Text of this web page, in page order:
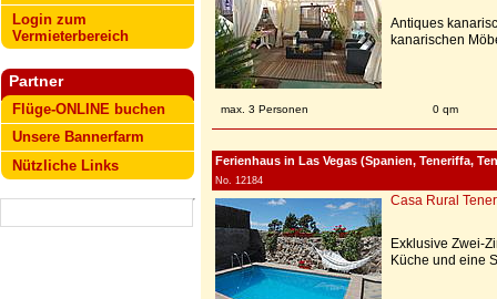
Login zum
Vermieterbereich
Partner
Flüge-ONLINE buchen
Unsere Bannerfarm
Nützliche Links
Antiques
kanarischen
max. 3 Personen 0 qm
Ferienhaus in Las Vegas (Spanien, Teneriffa,
No. 12184
Casa Rural
Exklusive Zwei-
Küche und eine